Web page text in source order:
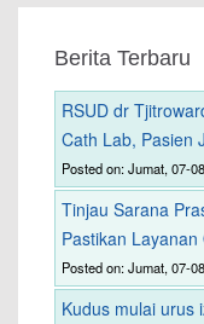
Berita Terbaru
RSUD dr
Cath Lab, Pasien
Posted on: Jumat, 07-
Tinjau Sarana
Pastikan Layanan
Posted on: Jumat, 07-
Kudus mulai urus